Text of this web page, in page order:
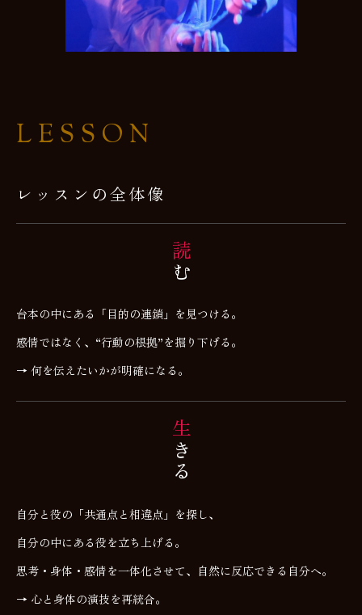
LESSON
レッスンの全体像
読
む
台本の中にある「目的の連鎖」を見つける。
感情ではなく、“行動の根拠”を掘り下げる。
→ 何を伝えたいかが明確になる。
生
き
る
自分と役の「共通点と相違点」を探し、
自分の中にある役を立ち上げる。
思考・身体・感情を一体化させて、自然に反応できる自分へ。
→ 心と身体の演技を再統合。